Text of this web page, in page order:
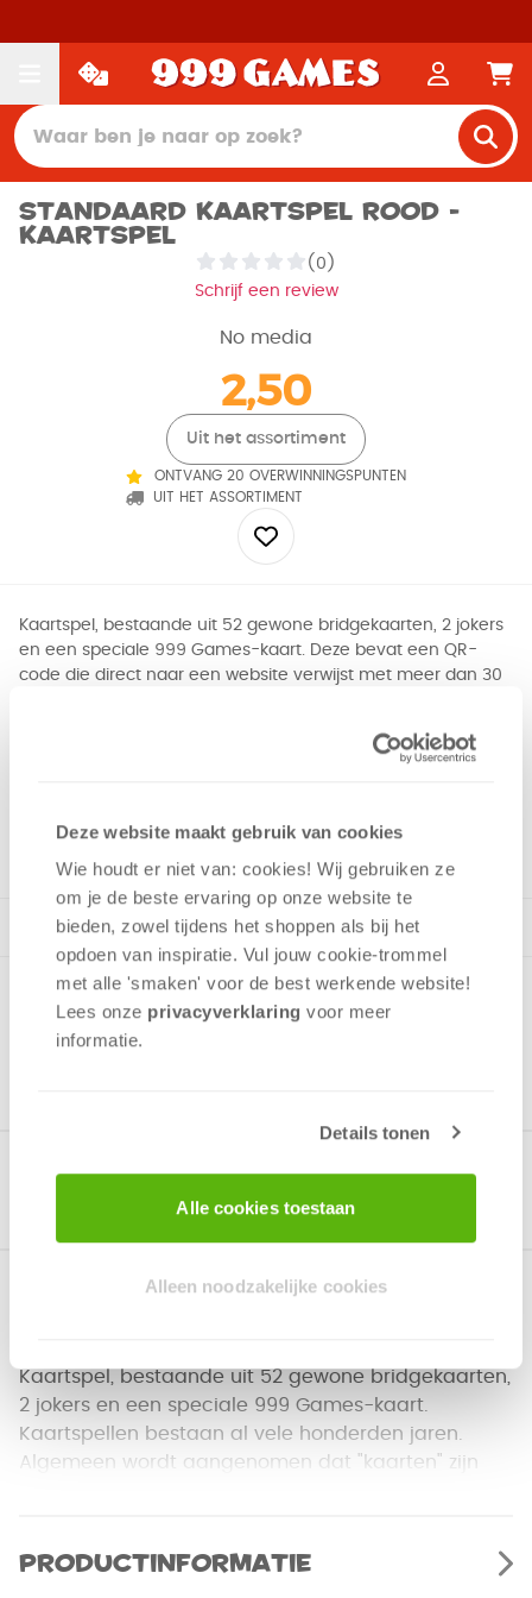
Deze website maakt gebruik van cookies
Wie houdt er niet van: cookies! Wij gebruiken ze
om je de beste ervaring op onze website te
bieden, zowel tijdens het shoppen als bij het
opdoen van inspiratie. Vul jouw cookie-trommel
met alle 'smaken' voor de best werkende website​!
Lees onze privacyverklaring voor meer
informatie.
Details tonen
Alle cookies toestaan
Alleen noodzakelijke cookies
Standaard Kaartspel Rood -
Kaartspel
(0)
Schrijf een review
No media
2,50
Uit het assortiment
ONTVANG 20 OVERWINNINGSPUNTEN
UIT HET ASSORTIMENT
Kaartspel, bestaande uit 52 gewone bridgekaarten, 2 jokers
en een speciale 999 Games-kaart. Deze bevat een QR-
code die direct naar een website verwijst met meer dan 30
Gerelateerde producten
Kaartspel, bestaande uit 52 gewone bridgekaarten,
2 jokers en een speciale 999 Games-kaart.
Kaartspellen bestaan al vele honderden jaren.
Algemeen wordt aangenomen dat "kaarten" zijn
Spelregels van verschillende kaartspellen
Productinformatie